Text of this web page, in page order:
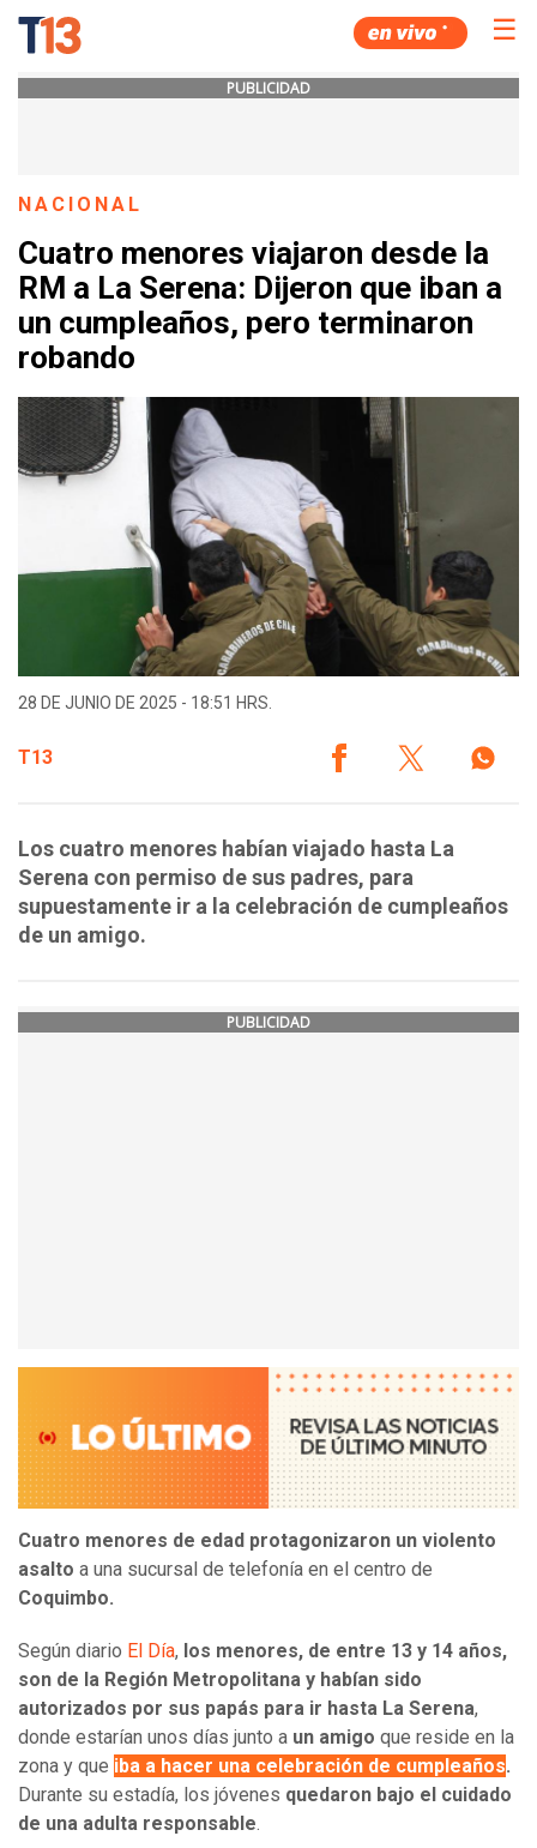
☰
PUBLICIDAD
NACIONAL
Cuatro menores viajaron desde la
RM a La Serena: Dijeron que iban a
un cumpleaños, pero terminaron
robando
28 DE JUNIO DE 2025 - 18:51 HRS.
T13
Los cuatro menores habían viajado hasta La
Serena con permiso de sus padres, para
supuestamente ir a la celebración de cumpleaños
de un amigo.
PUBLICIDAD
Cuatro menores de edad protagonizaron un violento
asalto a una sucursal de telefonía en el centro de
Coquimbo.
Según diario El Día, los menores, de entre 13 y 14 años,
son de la Región Metropolitana y habían sido
autorizados por sus papás para ir hasta La Serena,
donde estarían unos días junto a un amigo que reside en la
zona y que iba a hacer una celebración de cumpleaños.
Durante su estadía, los jóvenes quedaron bajo el cuidado
de una adulta responsable.